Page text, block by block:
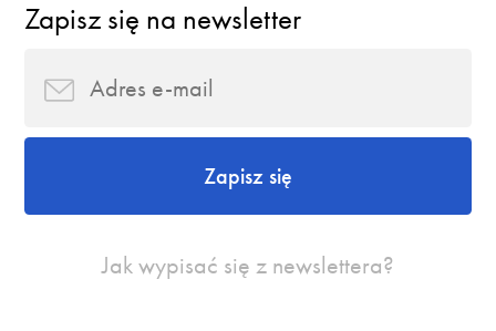
Zapisz się na newsletter
Zapisz się
Jak wypisać się z newslettera?